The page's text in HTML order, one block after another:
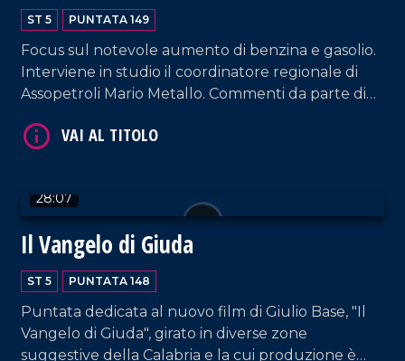
ST 5 PUNTATA 149
Focus sul notevole aumento di benzina e gasolio.
Interviene in studio il coordinatore regionale di
Assopetroli Mario Metallo. Commenti da parte di
di Confindustria; Jessica Mittica, una delle titolari
Polistena); Valerio Labate di Nucera Trasporti.
Approfondimento in esterna a cura di Anna Foti.
28:07
Il Vangelo di Giuda
ST 5 PUNTATA 148
Puntata dedicata al nuovo film di Giulio Base, "Il
Vangelo di Giuda", girato in diverse zone
suggestive della Calabria e la cui produzione è